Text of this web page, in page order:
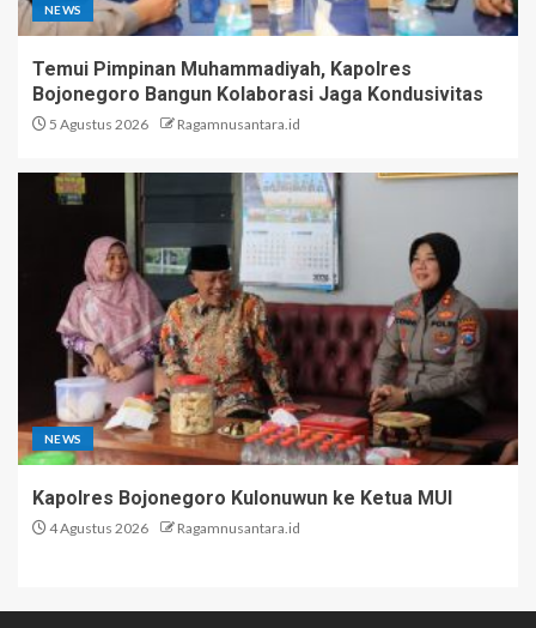
NEWS
Temui Pimpinan Muhammadiyah, Kapolres
Bojonegoro Bangun Kolaborasi Jaga Kondusivitas
5 Agustus 2026 Ragamnusantara.id
NEWS
Kapolres Bojonegoro Kulonuwun ke Ketua MUI
4 Agustus 2026 Ragamnusantara.id